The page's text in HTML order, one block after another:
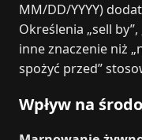
MM/DD/YYYY)
Określenia „sell by”,
inne znaczenie niż
spożyć przed”
Wpływ na